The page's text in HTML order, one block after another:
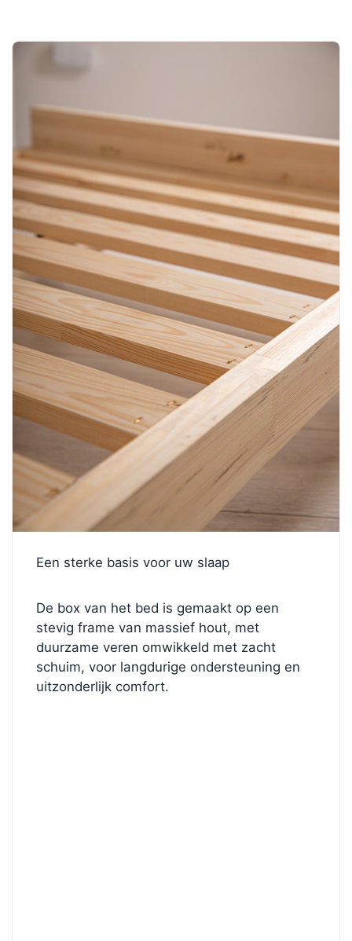
Een sterke basis voor uw slaap
De box van het bed is gemaakt op een
stevig frame van massief hout, met
duurzame veren omwikkeld met zacht
schuim, voor langdurige ondersteuning en
uitzonderlijk comfort.